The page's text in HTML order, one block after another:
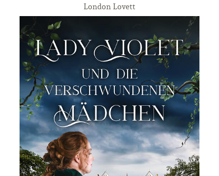
London Lovett